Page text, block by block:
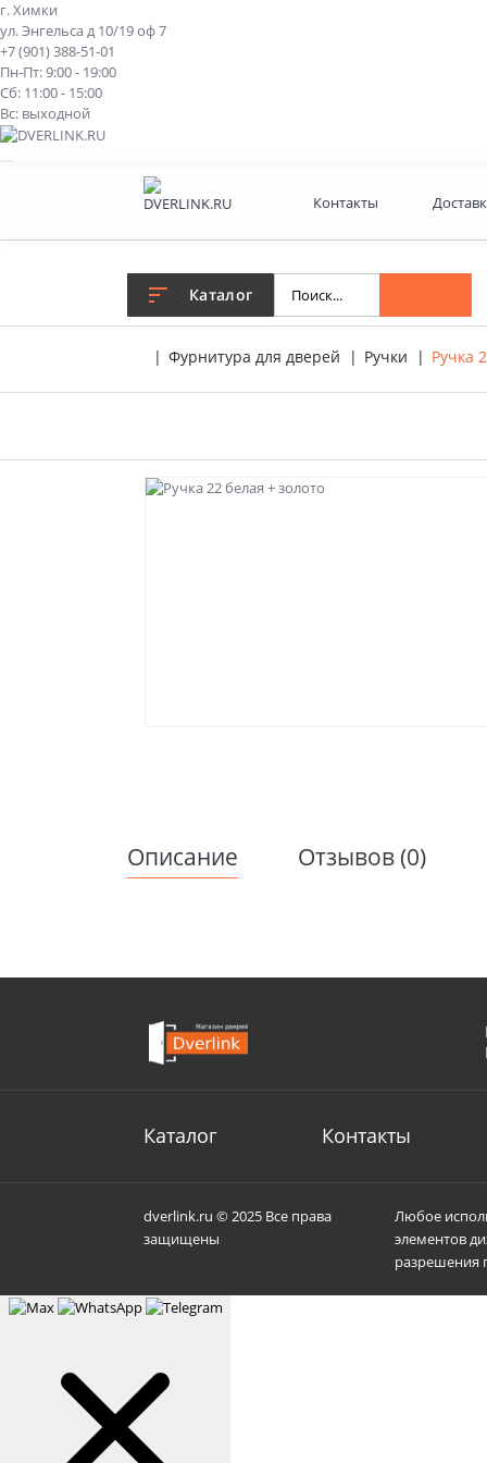
г. Химки
ул. Энгельса д 10/19 оф 7
+7 (901) 388-51-01
Пн-Пт: 9:00 - 19:00
Сб: 11:00 - 15:00
Вс: выходной
Контакты
Каталог
Фурнитура для дверей Ручки Ручка
Описание Отзывов (0)
Каталог Контакты
dverlink.ru © 2025 Все права
защищены
Любое
элементов
разрешения